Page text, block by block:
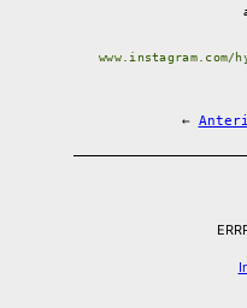
www.instagram.com/
←